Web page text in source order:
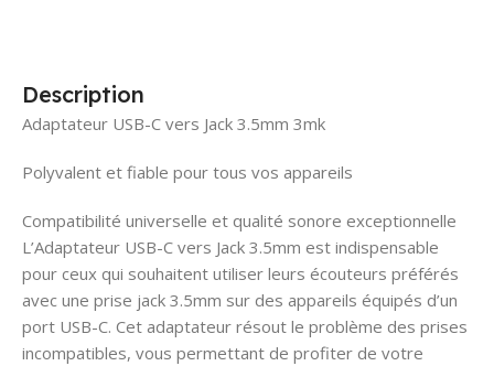
Description
Adaptateur USB-C vers Jack 3.5mm 3mk
Polyvalent et fiable pour tous vos appareils
Compatibilité universelle et qualité sonore exceptionnelle
L’Adaptateur USB-C vers Jack 3.5mm est indispensable
pour ceux qui souhaitent utiliser leurs écouteurs préférés
avec une prise jack 3.5mm sur des appareils équipés d’un
port USB-C. Cet adaptateur résout le problème des prises
incompatibles, vous permettant de profiter de votre